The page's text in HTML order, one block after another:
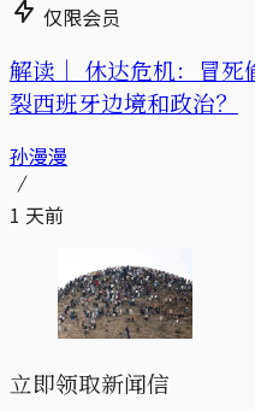
仅限会员
解读｜ 休达危机：冒死
裂西班牙边境和政治？
孙漫漫
1 天前
立即领取新闻信